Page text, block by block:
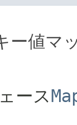
ー値マ
ース